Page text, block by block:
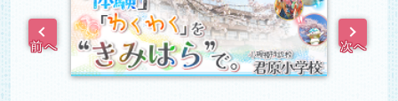
前へ 次へ